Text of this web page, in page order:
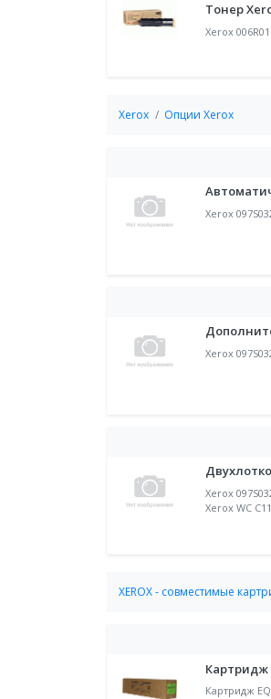
Тонер
Xerox
Xerox Опции Xerox
Xerox
Xerox
Xerox
Xerox WC
XEROX - совместимые
Картридж
Картридж